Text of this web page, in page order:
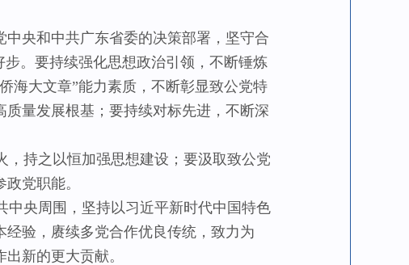
央和中共广东省委的决策部署，坚守合
。要持续强化思想政治引领，不断锤炼
海大文章”能力素质，不断彰显致公党特
量发展根基；要持续对标先进，不断深
持之以恒加强思想建设；要汲取致公党
党职能。
央周围，坚持以习近平新时代中国特色
验，赓续多党合作优良传统，致力为
新的更大贡献。